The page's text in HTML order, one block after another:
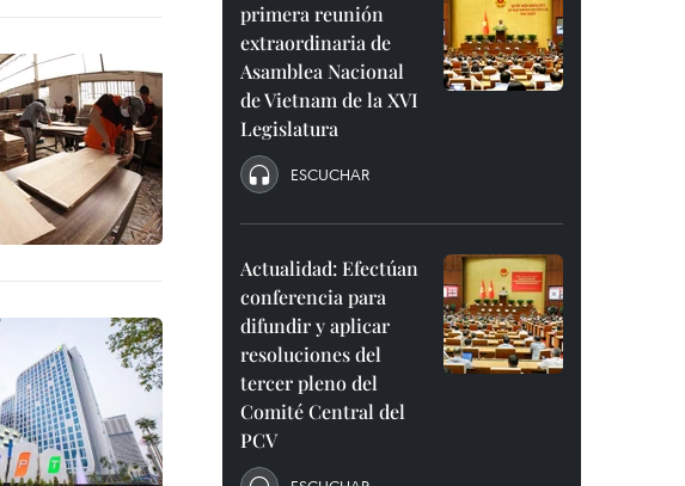
primera reunión
extraordinaria de
Asamblea Nacional
de Vietnam de la XVI
Legislatura
ESCUCHAR
Actualidad: Efectúan
conferencia para
difundir y aplicar
resoluciones del
tercer pleno del
Comité Central del
PCV